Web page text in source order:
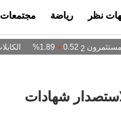
نظر رياضة مجتمعات
شهادات